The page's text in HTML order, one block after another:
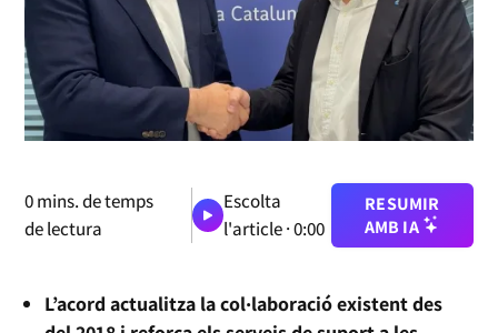
0mins. de temps
de lectura
Escolta
l'article ·0:00
RESUMIR
AMB IA
L’acord actualitza la col·laboració existent des